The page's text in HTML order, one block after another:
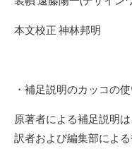
本文校正 神林邦明
・補足説明のカッコの
原著者による補足説明
訳者および編集部によ